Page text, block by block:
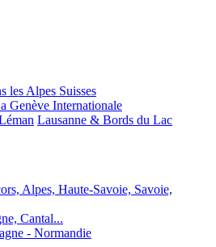
les Alpes Suisses
Genève Internationale
Lausanne & Bords du Lac
Alpes, Haute-Savoie, Savoie,
Cantal...
- Normandie